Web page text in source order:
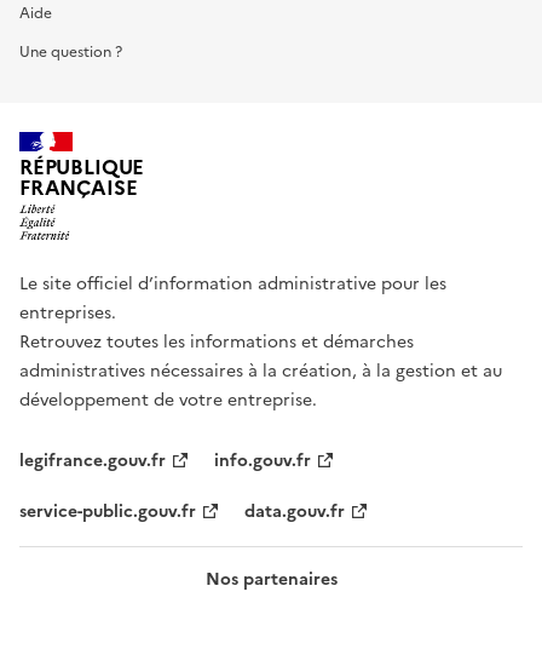
Aide
Une question ?
RÉPUBLIQUE
FRANÇAISE
Le site officiel d’information administrative pour les
entreprises.
Retrouvez toutes les informations et démarches
administratives nécessaires à la création, à la gestion et au
développement de votre entreprise.
legifrance.gouv.fr
info.gouv.fr
service-public.gouv.fr
data.gouv.fr
Nos partenaires